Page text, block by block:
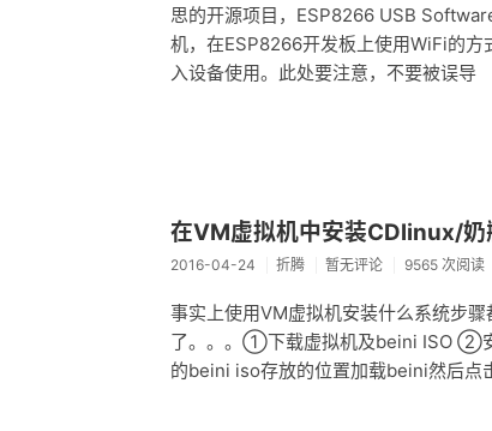
思的开源项目，ESP8266 USB
机，在ESP8266开发板上使用WiFi的
入设备使用。此处要注意，不要被误导
在VM虚拟机中安装CDlinux/奶
2016-04-24 折腾 暂无评论 9565 次阅读
事实上使用VM虚拟机安装什么系统步
了。。。①下载虚拟机及beini ISO ②
的beini iso存放的位置加载beini然后点